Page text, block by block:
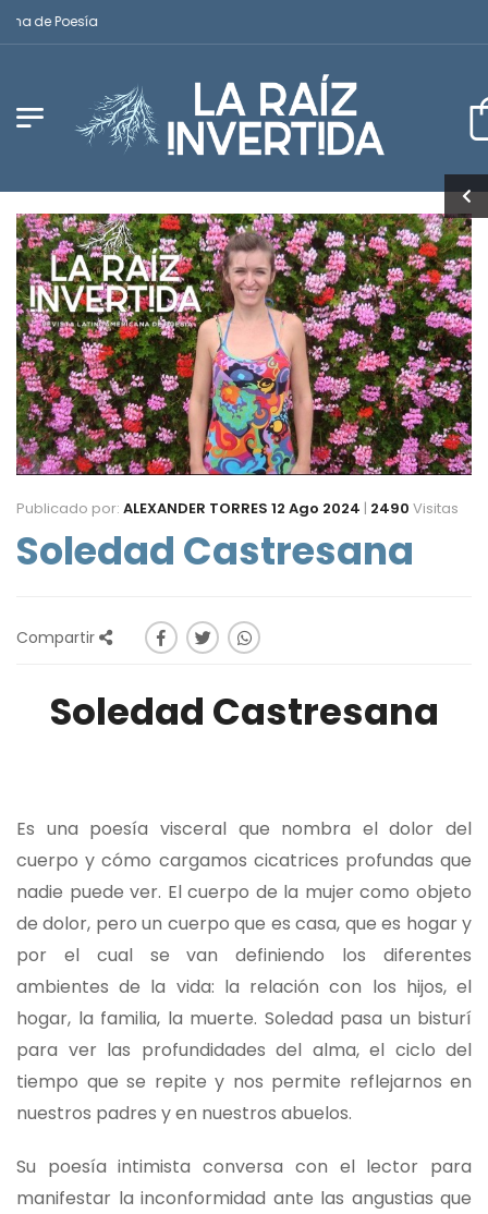
de Poesía
Publicado por: ALEXANDER TORRES 12 Ago 2024 | 2490 Visitas
Soledad Castresana
Compartir
Soledad Castresana
Es una poesía visceral que nombra el dolor del
cuerpo y cómo cargamos cicatrices profundas que
nadie puede ver. El cuerpo de la mujer como objeto
de dolor, pero un cuerpo que es casa, que es hogar y
por el cual se van definiendo los diferentes
ambientes de la vida: la relación con los hijos, el
hogar, la familia, la muerte. Soledad pasa un bisturí
para ver las profundidades del alma, el ciclo del
tiempo que se repite y nos permite reflejarnos en
nuestros padres y en nuestros abuelos.
Su poesía intimista conversa con el lector para
manifestar la inconformidad ante las angustias que